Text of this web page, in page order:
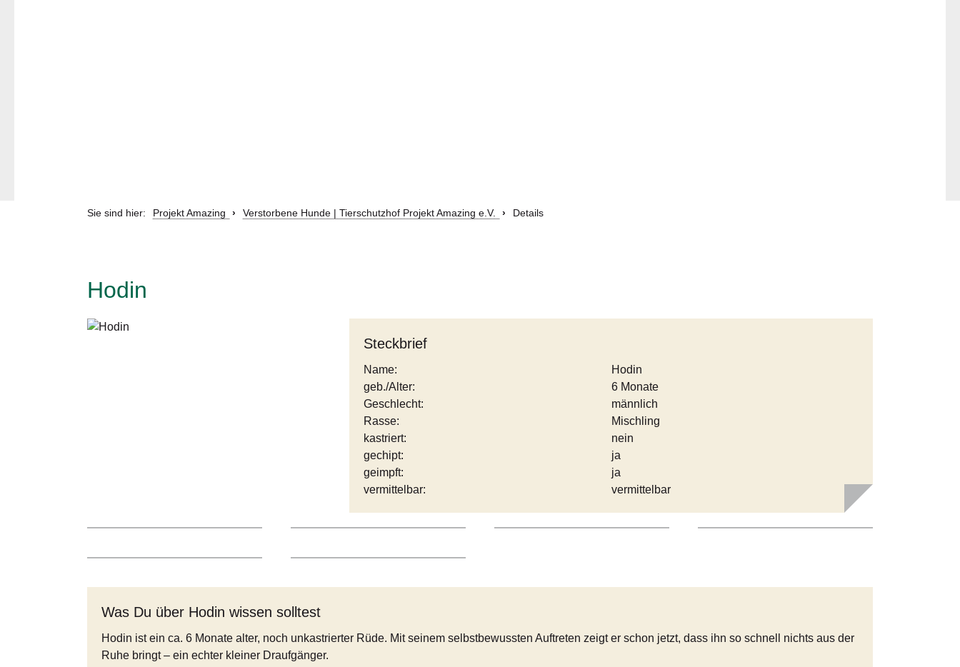
Sie sind hier: Projekt Amazing Verstorbene Hunde | Tierschutzhof Projekt Amazing e.V. Details
Hodin
Steckbrief
Name:
Hodin
geb./Alter:
6 Monate
Geschlecht:
männlich
Rasse:
Mischling
kastriert:
nein
gechipt:
ja
geimpft:
ja
vermittelbar:
vermittelbar
Was Du über Hodin wissen solltest
Hodin ist ein ca. 6 Monate alter, noch unkastrierter Rüde. Mit seinem selbstbewussten Auftreten zeigt er schon jetzt, dass ihn so schnell nichts aus der
Ruhe bringt – ein echter kleiner Draufgänger.